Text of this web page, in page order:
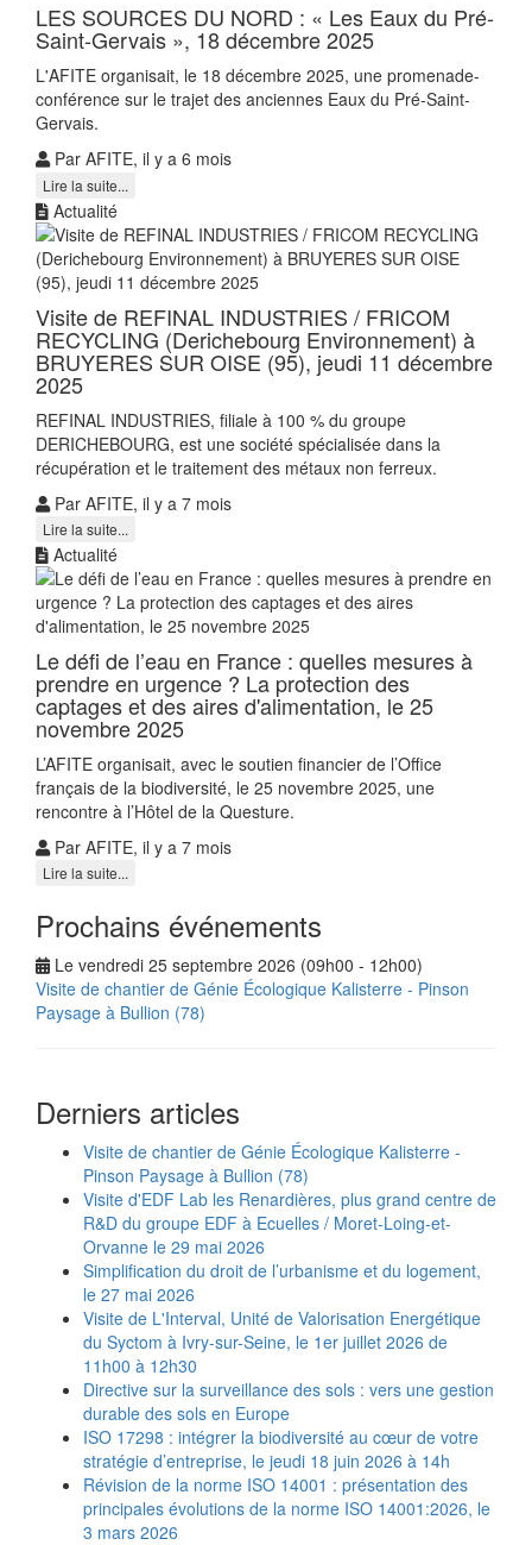
LES SOURCES DU NORD : « Les Eaux du Pré-
Saint-Gervais », 18 décembre 2025
L'AFITE organisait, le 18 décembre 2025, une promenade-
conférence sur le trajet des anciennes Eaux du Pré-Saint-
Gervais.
Par AFITE, il y a 6 mois
Lire la suite...
Actualité
Visite de REFINAL INDUSTRIES / FRICOM
RECYCLING (Derichebourg Environnement) à
BRUYERES SUR OISE (95), jeudi 11 décembre
2025
REFINAL INDUSTRIES, filiale à 100 % du groupe
DERICHEBOURG, est une société spécialisée dans la
récupération et le traitement des métaux non ferreux.
Par AFITE, il y a 7 mois
Lire la suite...
Actualité
Le défi de l’eau en France : quelles mesures à
prendre en urgence ? La protection des
captages et des aires d'alimentation, le 25
novembre 2025
L’AFITE organisait, avec le soutien financier de l’Office
français de la biodiversité, le 25 novembre 2025, une
rencontre à l’Hôtel de la Questure.
Par AFITE, il y a 7 mois
Lire la suite...
Prochains événements
Le vendredi 25 septembre 2026 (09h00 - 12h00)
Visite de chantier de Génie Écologique Kalisterre - Pinson
Paysage à Bullion (78)
Derniers articles
Visite de chantier de Génie Écologique Kalisterre -
Pinson Paysage à Bullion (78)
Visite d'EDF Lab les Renardières, plus grand centre de
R&D du groupe EDF à Ecuelles / Moret-Loing-et-
Orvanne le 29 mai 2026
Simplification du droit de l’urbanisme et du logement,
le 27 mai 2026
Visite de L'Interval, Unité de Valorisation Energétique
du Syctom à Ivry-sur-Seine, le 1er juillet 2026 de
11h00 à 12h30
Directive sur la surveillance des sols : vers une gestion
durable des sols en Europe
ISO 17298 : intégrer la biodiversité au cœur de votre
stratégie d’entreprise, le jeudi 18 juin 2026 à 14h
Révision de la norme ISO 14001 : présentation des
principales évolutions de la norme ISO 14001:2026, le
3 mars 2026